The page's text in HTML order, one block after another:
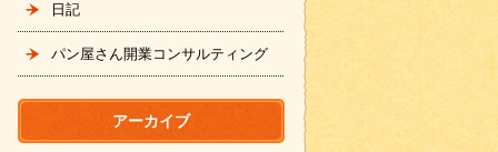
日記
パン屋さん開業コンサルティング
アーカイブ